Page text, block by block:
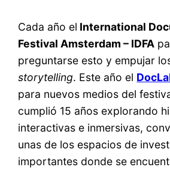
Cada año el International
Festival Amsterdam – IDFA
preguntarse esto y empujar
storytelling. Este año el
para nuevos medios del
cumplió 15 años explorando
interactivas e inmersivas,
unas de los espacios de
importantes donde se